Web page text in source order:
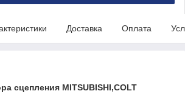
Доставка Оплата
сцепления MITSUBISHI,COLT